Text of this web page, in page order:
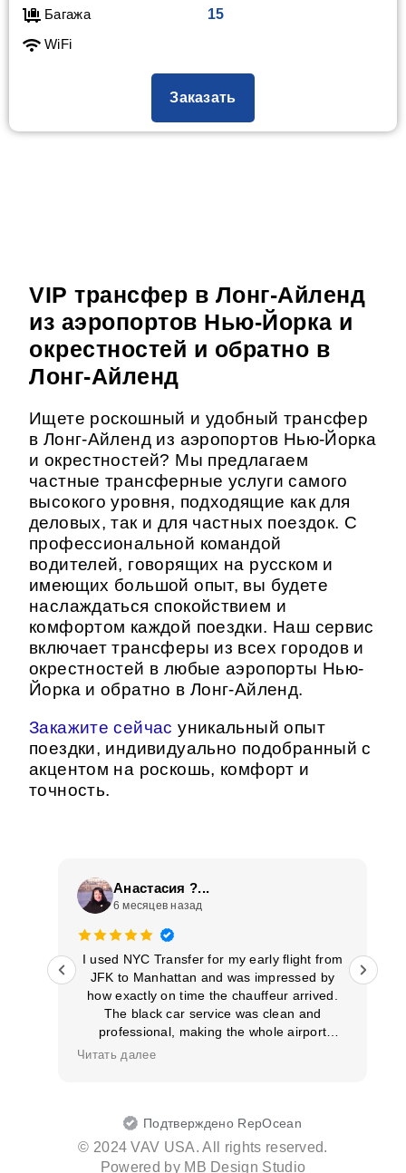
Багажа
15
WiFi
Заказать
VIP трансфер в Лонг-Айленд
из аэропортов Нью-Йорка и
окрестностей и обратно в
Лонг-Айленд
Ищете роскошный и удобный трансфер
в Лонг-Айленд из аэропортов Нью-Йорка
и окрестностей? Мы предлагаем
частные трансферные услуги самого
высокого уровня, подходящие как для
деловых, так и для частных поездок. С
профессиональной командой
водителей, говорящих на русском и
имеющих большой опыт, вы будете
наслаждаться спокойствием и
комфортом каждой поездки. Наш сервис
включает трансферы из всех городов и
окрестностей в любые аэропорты Нью-
Йорка и обратно в Лонг-Айленд.
Закажите сейчас уникальный опыт
поездки, индивидуально подобранный с
акцентом на роскошь, комфорт и
точность.
Анастасия ?...
6 месяцев назад
I used NYC Transfer for my early flight from
JFK to Manhattan and was impressed by
how exactly on time the chauffeur arrived.
The black car service was clean and
professional, making the whole airport
transportation stress‑free. Punctuality like
Читать далее
Подтверждено RepOcean
© 2024 VAV USA. All rights reserved.
Powered by MB Design Studio